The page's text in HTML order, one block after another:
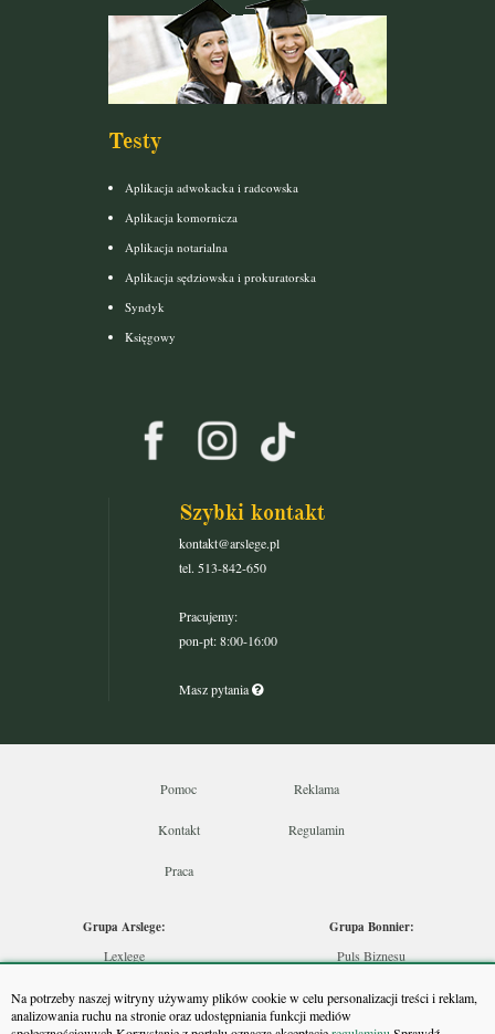
Na potrzeby naszej witryny używamy plików cookie w celu personalizacji treści i reklam,
analizowania ruchu na stronie oraz udostępniania funkcji mediów
Testy
Aplikacja adwokacka i radcowska
Aplikacja komornicza
Aplikacja notarialna
Aplikacja sędziowska i prokuratorska
Syndyk
Księgowy
Szybki kontakt
kontakt@arslege.pl
tel. 513-842-650
Pracujemy:
pon-pt: 8:00-16:00
Masz pytania
Pomoc Reklama
Kontakt Regulamin
Praca
Grupa Arslege:
Lexlege
Skarbowcy
Grupa Bonnier:
Puls Biznesu
Puls Medycyny